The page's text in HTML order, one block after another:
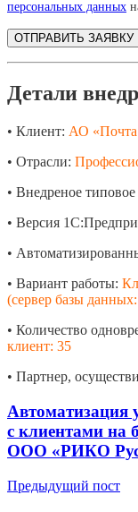
персональных данных
Детали
• Клиент: АО «Почта
• Отрасли:
• Внедреное
• Версия
•
• Вариант работы:
(сервер базы
• Количество
клиент: 35
• Партнер,
Автоматизация
с клиентами
ООО «РИКО
Предыдущий пост